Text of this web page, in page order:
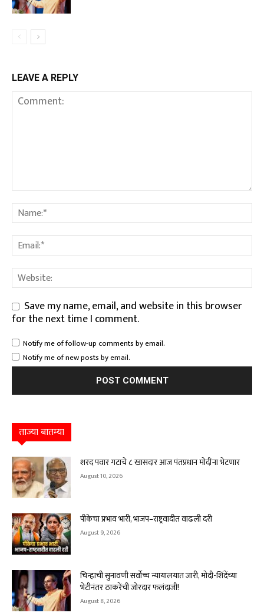
LEAVE A REPLY
Save my name, email, and website in this browser
for the next time I comment.
Notify me of follow-up comments by email.
Notify me of new posts by email.
ताज्या बातम्या
शरद पवार गटाचे ८ खासदार आज पंतप्रधान मोदींना भेटणार
August 10, 2026
पीकेचा प्रभाव भारी, भाजप–राष्ट्रवादीत वाढली दरी
August 9, 2026
चिन्हाची सुनावणी सर्वोच्च न्यायालयात जारी, मोदी-शिंदेंच्या
भेटीनंतर ठाकरेंची जोरदार फलंदाजी!
August 8, 2026